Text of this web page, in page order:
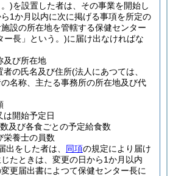
)を設置した者は、その事業を開始し
1か月以内に次に掲げる事項を所定の
設の所在地を管轄する保健センター
ー長」という。)に届け出なければな
及び所在地
者の氏名及び住所(法人にあつては、
名称、主たる事務所の所在地及び代
は開始予定日
及び各食ごとの予定給食数
栄養士の員数
出をした者は、 同項の規定により届け
たときは、変更の日から1か月以内
更届出書によつて保健センター長に